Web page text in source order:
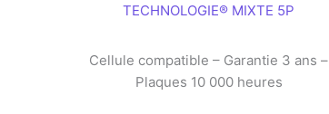
TECHNOLOGIE® MIXTE 5P
Cellule compatible – Garantie 3 ans –
Plaques 10 000 heures